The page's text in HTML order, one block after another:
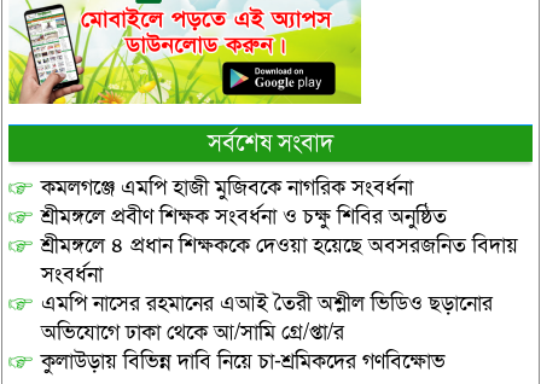
সর্বশেষ সংবাদ
কমলগঞ্জে এমপি হাজী মুজিবকে নাগরিক সংবর্ধনা
শ্রীমঙ্গলে প্রবীণ শিক্ষক সংবর্ধনা ও চক্ষু শিবির অনুষ্ঠিত
শ্রীমঙ্গলে ৪ প্রধান শিক্ষককে দেওয়া হয়েছে অবসরজনিত বিদায়
সংবর্ধনা
এমপি নাসের রহমানের এআই তৈরী অশ্লীল ভিডিও ছড়ানোর
অভিযোগে ঢাকা থেকে আ/সামি গ্রে/প্তা/র
কুলাউড়ায় বিভিন্ন দাবি নিয়ে চা-শ্রমিকদের গণবিক্ষোভ